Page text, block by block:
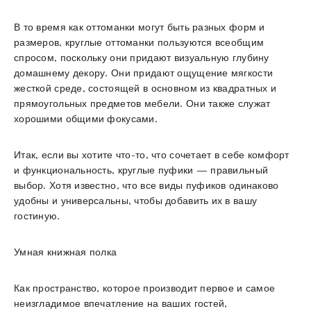
В то время как оттоманки могут быть разных форм и
размеров, круглые оттоманки пользуются всеобщим
спросом, поскольку они придают визуальную глубину
домашнему декору. Они придают ощущение мягкости
жесткой среде, состоящей в основном из квадратных и
прямоугольных предметов мебели. Они также служат
хорошими общими фокусами.
Итак, если вы хотите что-то, что сочетает в себе комфорт
и функциональность, круглые пуфики — правильный
выбор. Хотя известно, что все виды пуфиков одинаково
удобны и универсальны, чтобы добавить их в вашу
гостиную.
Умная книжная полка
Как пространство, которое производит первое и самое
неизгладимое впечатление на ваших гостей,